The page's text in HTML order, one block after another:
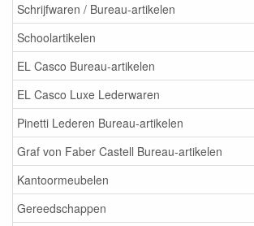
Schrijfwaren / Bureau-artikelen
Schoolartikelen
EL Casco Bureau-artikelen
EL Casco Luxe Lederwaren
Pinetti Lederen Bureau-artikelen
Graf von Faber Castell Bureau-artikelen
Kantoormeubelen
Gereedschappen